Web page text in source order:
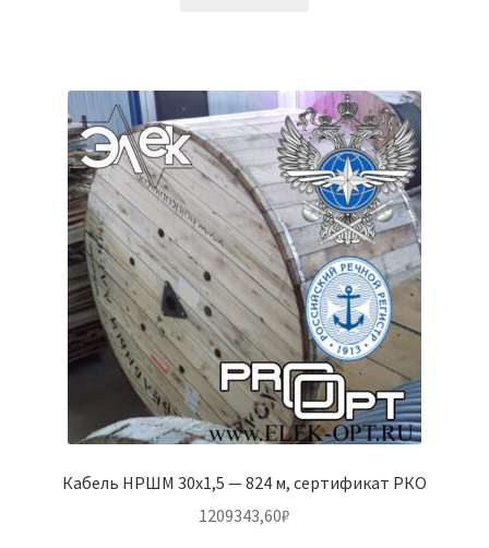
Кабель НРШМ 30х1,5 — 824 м, сертификат РКО
1209343,60₽